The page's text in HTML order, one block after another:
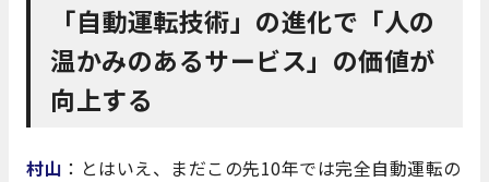
「自動運転技術」の進化で「人の
温かみのあるサービス」の価値が
向上する
村山 ：とはいえ、まだこの先10年では完全自動運転の